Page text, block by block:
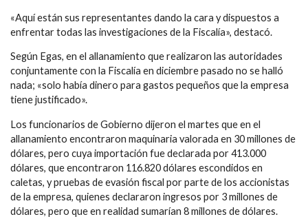
«Aquí están sus representantes dando la cara y dispuestos a
enfrentar todas las investigaciones de la Fiscalía», destacó.
Según Egas, en el allanamiento que realizaron las autoridades
conjuntamente con la Fiscalía en diciembre pasado no se halló
nada; «solo había dinero para gastos pequeños que la empresa
tiene justificado».
Los funcionarios de Gobierno dijeron el martes que en el
allanamiento encontraron maquinaria valorada en 30 millones de
dólares, pero cuya importación fue declarada por 413.000
dólares, que encontraron 116.820 dólares escondidos en
caletas, y pruebas de evasión fiscal por parte de los accionistas
de la empresa, quienes declararon ingresos por 3 millones de
dólares, pero que en realidad sumarían 8 millones de dólares.